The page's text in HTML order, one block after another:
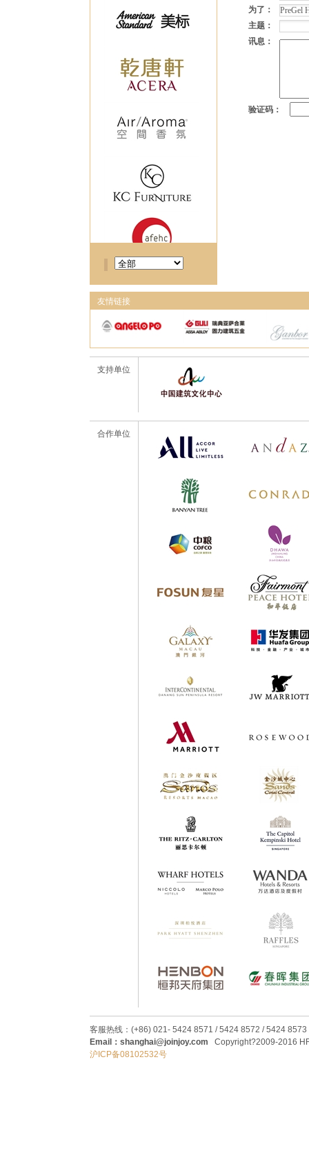
为了：
主题：
讯息：
验证码：
友情链接
支持单位
合作单位
客服热线：(+86) 021- 5424 8571 / 5424 8572 / 5424 8573
Email：shanghai@joinjoy.com Copyright?2009-2016
沪ICP备08102532号